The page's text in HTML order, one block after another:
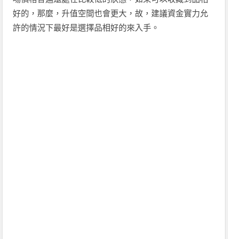
好的，那麼，升值空間也會更大，故，建議資金實力允
許的情況下最好是選擇品相好的來入手。